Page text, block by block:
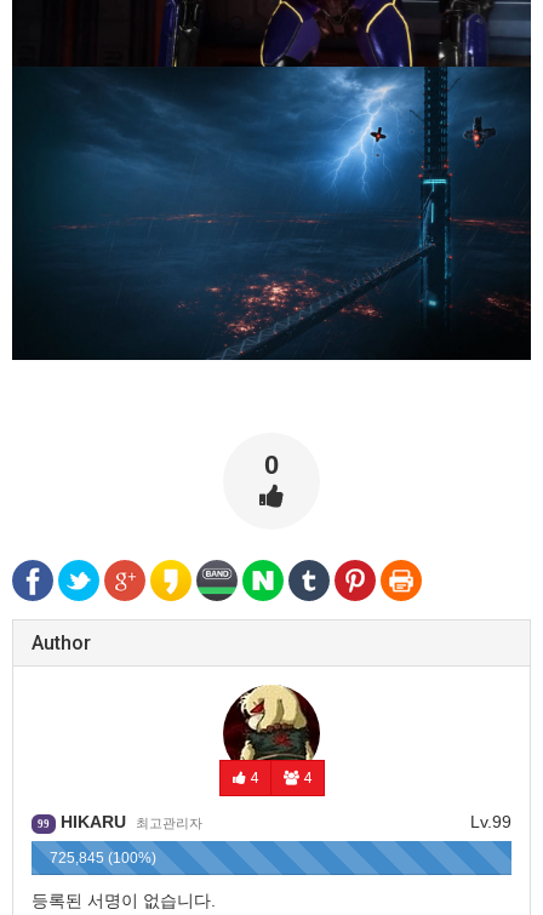
0
Author
4 4
Lv.99
99 HIKARU 최고관리자
725,845 (100%)
등록된 서명이 없습니다.